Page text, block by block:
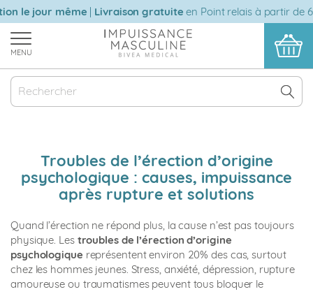
Aller
au
contenu
le jour même|Livraison gratuiteen Point relais à partir de 60
MENU
Troubles de l’érection d’origine
psychologique : causes, impuissance
après rupture et solutions
Quand l’érection ne répond plus, la cause n’est pas toujours
physique. Les troubles de l’érection d’origine
psychologique représentent environ 20% des cas, surtout
chez les hommes jeunes. Stress, anxiété, dépression, rupture
amoureuse ou traumatismes peuvent tous bloquer le